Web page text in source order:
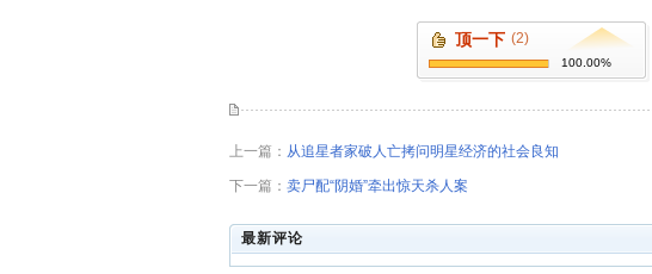
顶一下 (2)
100.00%
上一篇： 从追星者家破人亡拷问明星经济的社会良知
下一篇： 卖尸配“阴婚”牵出惊天杀人案
最新评论